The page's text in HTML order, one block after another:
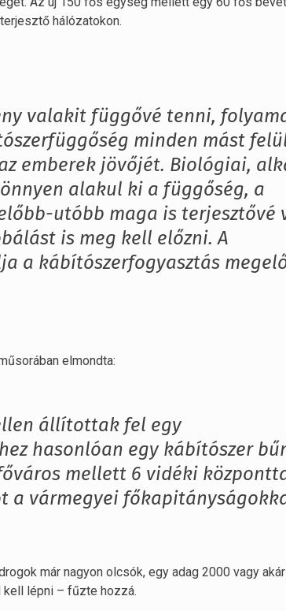
hálózatokon.
valakit függővé tenni,
minden mást
emberek jövőjét. Biológiai,
alakul ki a függőség, a
utóbb maga is terjesztővé
is meg kell előzni. A
a kábítószerfogyasztás
elmondta:
állítottak fel egy
hasonlóan egy kábítószer
mellett 6 vidéki
a vármegyei
már nagyon olcsók, egy adag 2000 vagy
lépni – fűzte hozzá.